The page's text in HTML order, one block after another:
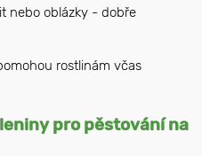
nebo oblázky - dobře
rostlinám včas
pro pěstování na